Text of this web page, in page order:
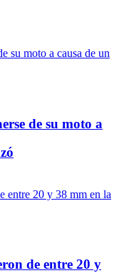
de su moto a
de entre 20 y